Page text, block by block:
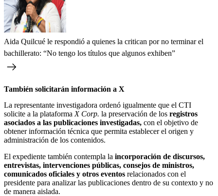
Aida Quilcué le respondió a quienes la critican por no terminar el
bachillerato: “No tengo los títulos que algunos exhiben”
También solicitarán información a X
La representante investigadora ordenó igualmente que el CTI
solicite a la plataforma X Corp. la preservación de los registros
asociados a las publicaciones investigadas, con el objetivo de
obtener información técnica que permita establecer el origen y
administración de los contenidos.
El expediente también contempla la incorporación de discursos,
entrevistas, intervenciones públicas, consejos de ministros,
comunicados oficiales y otros eventos relacionados con el
presidente para analizar las publicaciones dentro de su contexto y no
de manera aislada.